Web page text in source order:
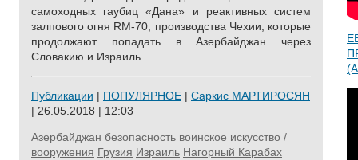
самоходных гаубиц «Дана» и реактивных систем
залпового огня RM-70, производства Чехии, которые
продолжают попадать в Азербайджан через
Словакию и Израиль.
Публикации | ПОПУЛЯРНОЕ | Саркис МАРТИРОСЯН
| 26.05.2018 | 12:03
Азербайджан безопасность воинское искусство /
вооружения Грузия Израиль Нагорный Карабах